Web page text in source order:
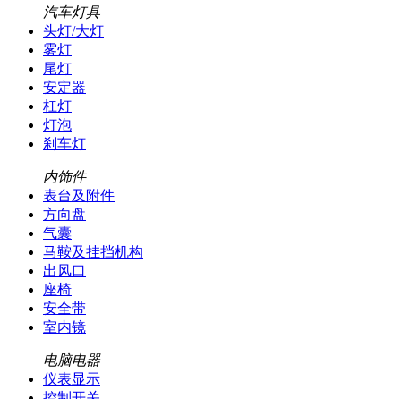
汽车灯具
头灯/大灯
雾灯
尾灯
安定器
杠灯
灯泡
刹车灯
内饰件
表台及附件
方向盘
气囊
马鞍及挂挡机构
出风口
座椅
安全带
室内镜
电脑电器
仪表显示